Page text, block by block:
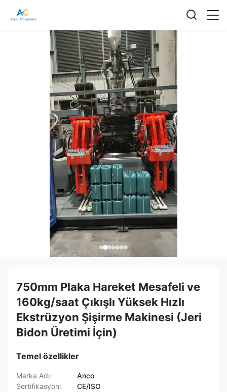
750mm Plaka Hareket Mesafeli ve
160kg/saat Çıkışlı Yüksek Hızlı
Ekstrüzyon Şişirme Makinesi (Jeri
Bidon Üretimi İçin)
Temel özellikler
Marka Adı:
Anco
Sertifikasyon:
CE/ISO